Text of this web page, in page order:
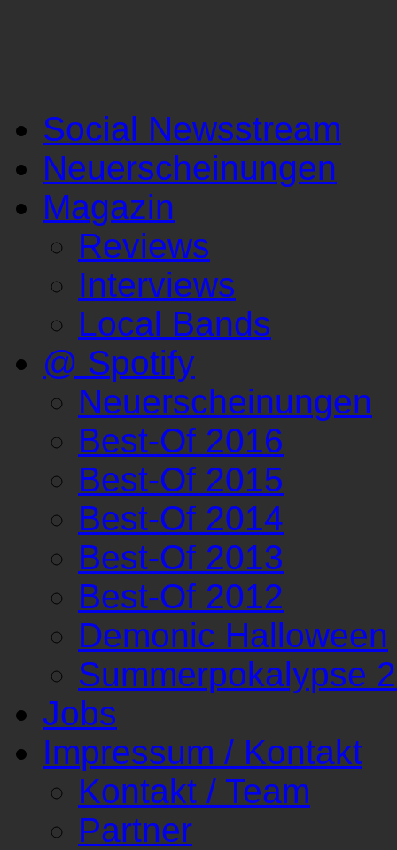
Social Newsstream
Neuerscheinungen
Magazin
Reviews
Interviews
Local Bands
@ Spotify
Neuerscheinungen
Best-Of 2016
Best-Of 2015
Best-Of 2014
Best-Of 2013
Best-Of 2012
Demonic Halloween
Summerpokalypse
Jobs
Impressum / Kontakt
Kontakt / Team
Partner